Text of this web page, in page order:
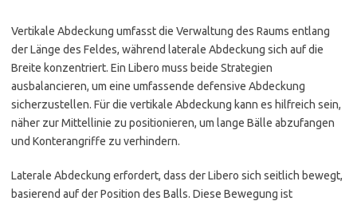
Vertikale Abdeckung umfasst die Verwaltung des Raums entlang
der Länge des Feldes, während laterale Abdeckung sich auf die
Breite konzentriert. Ein Libero muss beide Strategien
ausbalancieren, um eine umfassende defensive Abdeckung
sicherzustellen. Für die vertikale Abdeckung kann es hilfreich sein,
näher zur Mittellinie zu positionieren, um lange Bälle abzufangen
und Konterangriffe zu verhindern.
Laterale Abdeckung erfordert, dass der Libero sich seitlich bewegt,
basierend auf der Position des Balls. Diese Bewegung ist